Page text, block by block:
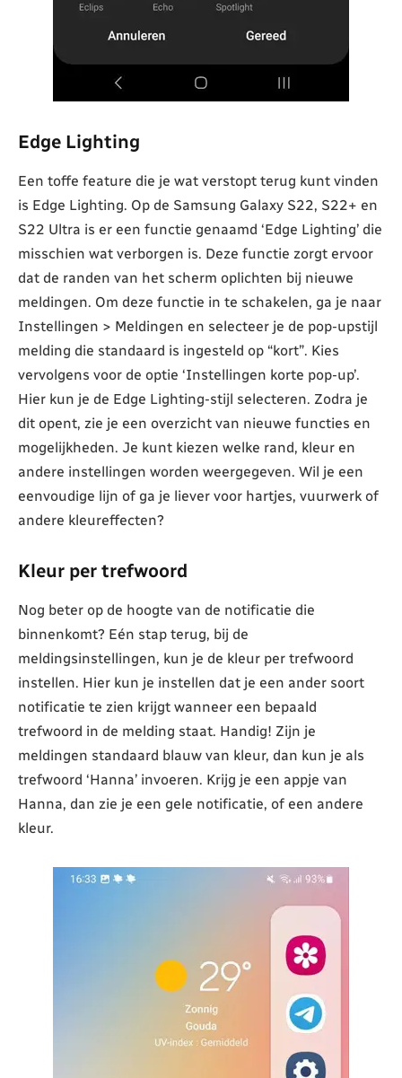
Edge Lighting
Een toffe feature die je wat verstopt terug kunt vinden
is Edge Lighting. Op de Samsung Galaxy S22, S22+ en
S22 Ultra is er een functie genaamd ‘Edge Lighting’ die
misschien wat verborgen is. Deze functie zorgt ervoor
dat de randen van het scherm oplichten bij nieuwe
meldingen. Om deze functie in te schakelen, ga je naar
Instellingen > Meldingen en selecteer je de pop-upstijl
melding die standaard is ingesteld op “kort”. Kies
vervolgens voor de optie ‘Instellingen korte pop-up’.
Hier kun je de Edge Lighting-stijl selecteren. Zodra je
dit opent, zie je een overzicht van nieuwe functies en
mogelijkheden. Je kunt kiezen welke rand, kleur en
andere instellingen worden weergegeven. Wil je een
eenvoudige lijn of ga je liever voor hartjes, vuurwerk of
andere kleureffecten?
Kleur per trefwoord
Nog beter op de hoogte van de notificatie die
binnenkomt? Eén stap terug, bij de
meldingsinstellingen, kun je de kleur per trefwoord
instellen. Hier kun je instellen dat je een ander soort
notificatie te zien krijgt wanneer een bepaald
trefwoord in de melding staat. Handig! Zijn je
meldingen standaard blauw van kleur, dan kun je als
trefwoord ‘Hanna’ invoeren. Krijg je een appje van
Hanna, dan zie je een gele notificatie, of een andere
kleur.